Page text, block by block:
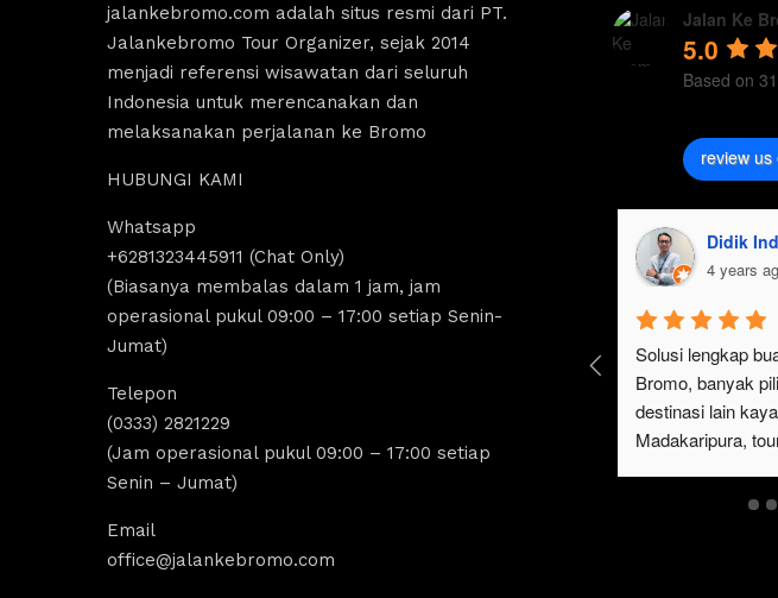
jalankebromo.com adalah situs resmi dari PT.
Jalankebromo Tour Organizer, sejak 2014
menjadi referensi wisawatan dari seluruh
Indonesia untuk merencanakan dan
melaksanakan perjalanan ke Bromo
HUBUNGI KAMI
Whatsapp
+6281323445911 (Chat Only)
(Biasanya membalas dalam 1 jam, jam
operasional pukul 09:00 – 17:00 setiap Senin-
Jumat)
Telepon
(0333) 2821229
(Jam operasional pukul 09:00 – 17:00 setiap
Senin – Jumat)
Email
office@jalankebromo.com
Jalan Ke
5.0
Based on
review us
menyediakan sewa
Jeep malang.
aktivitas tour
dan trip bromo.
destinasi Air terjun
amazing banget
4 years ago
bromo, kita bisa melakukan tour bromo
Sunrise dan Sunset.Pokoknya sangat
Didik
4 years
Solusi lengkap
Bromo, banyak
destinasi lain
Madakaripura,